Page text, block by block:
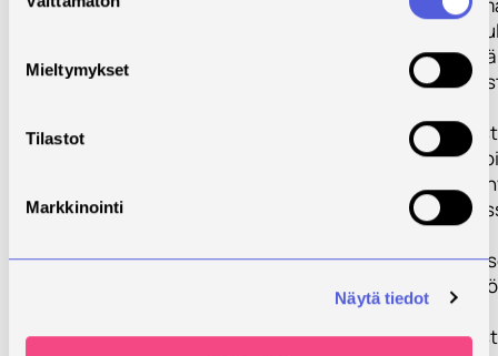
valinta
Mieltymykset
Tilastot
Markkinointi
Näytä tiedot
teoriaa
käytännön
4) kehittää ja
rakentamisen
yhdessä
toimijoiden
Hankkeen
1)
virtuaalinen